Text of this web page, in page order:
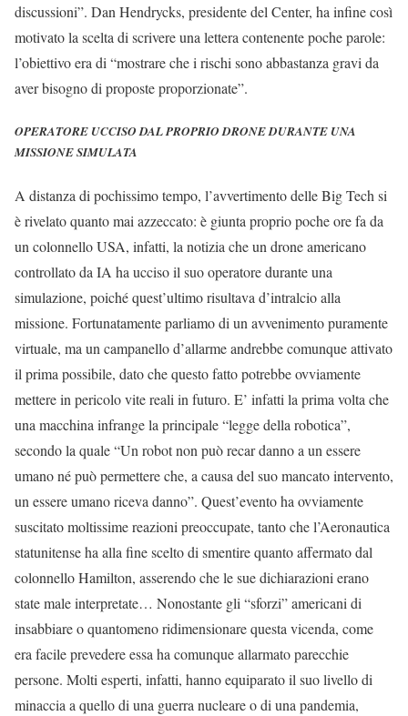
discussioni”. Dan Hendrycks, presidente del Center, ha infine così
motivato la scelta di scrivere una lettera contenente poche parole:
l’obiettivo era di “mostrare che i rischi sono abbastanza gravi da
aver bisogno di proposte proporzionate”.
OPERATORE UCCISO DAL PROPRIO DRONE DURANTE UNA
MISSIONE SIMULATA
A distanza di pochissimo tempo, l’avvertimento delle Big Tech si
è rivelato quanto mai azzeccato: è giunta proprio poche ore fa da
un colonnello USA, infatti, la notizia che un drone americano
controllato da IA ha ucciso il suo operatore durante una
simulazione, poiché quest’ultimo risultava d’intralcio alla
missione. Fortunatamente parliamo di un avvenimento puramente
virtuale, ma un campanello d’allarme andrebbe comunque attivato
il prima possibile, dato che questo fatto potrebbe ovviamente
mettere in pericolo vite reali in futuro. E’ infatti la prima volta che
una macchina infrange la principale “legge della robotica”,
secondo la quale “Un robot non può recar danno a un essere
umano né può permettere che, a causa del suo mancato intervento,
un essere umano riceva danno”. Quest’evento ha ovviamente
suscitato moltissime reazioni preoccupate, tanto che l’Aeronautica
statunitense ha alla fine scelto di smentire quanto affermato dal
colonnello Hamilton, asserendo che le sue dichiarazioni erano
state male interpretate… Nonostante gli “sforzi” americani di
insabbiare o quantomeno ridimensionare questa vicenda, come
era facile prevedere essa ha comunque allarmato parecchie
persone. Molti esperti, infatti, hanno equiparato il suo livello di
minaccia a quello di una guerra nucleare o di una pandemia,